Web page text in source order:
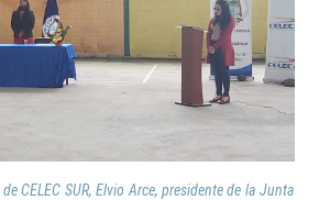
CELEC SUR, Elvio Arce, presidente de la Junta